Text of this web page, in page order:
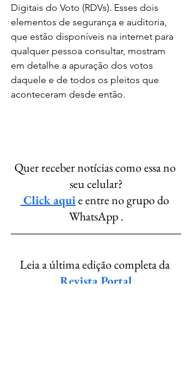
Digitais do Voto (RDVs). Esses dois
elementos de segurança e auditoria,
que estão disponíveis na internet para
qualquer pessoa consultar, mostram
em detalhe a apuração dos votos
daquele e de todos os pleitos que
aconteceram desde então.
Quer receber notícias como essa no
seu celular?
Click aqui e entre no grupo do
WhatsApp .
Leia a última edição completa da
Revista Portal